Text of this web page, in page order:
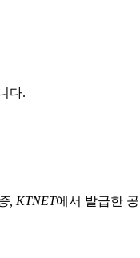
다.
, KTNET에서 발급한